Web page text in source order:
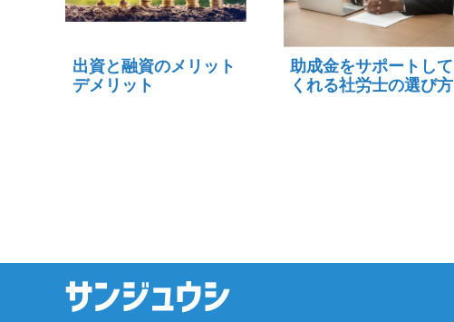
出資と融資のメリット
デメリット
助成金をサポートして
くれる社労士の選び方